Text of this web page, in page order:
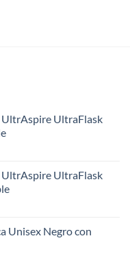
UltraFlask
UltraFlask
Unisex Negro con